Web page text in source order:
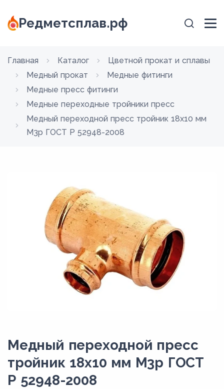
Редметсплав.рф
Главная Каталог
Цветной прокат и сплавы
Медный прокат
Медные фитинги
Медные пресс фитинги
Медные переходные тройники пресс
Медный переходной пресс тройник 18х10 мм
М3р ГОСТ Р 52948-2008
Медный переходной пресс
тройник 18х10 мм М3р ГОСТ
Р 52948-2008